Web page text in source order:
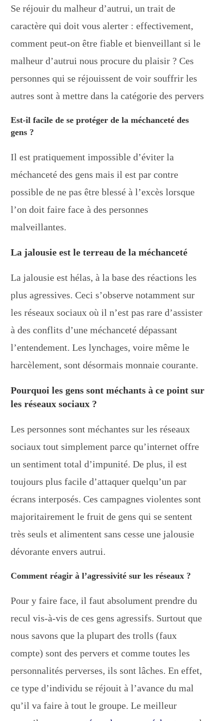
Se réjouir du malheur d’autrui, un trait de
caractère qui doit vous alerter : effectivement,
comment peut-on être fiable et bienveillant si le
malheur d’autrui nous procure du plaisir ? Ces
personnes qui se réjouissent de voir souffrir les
autres sont à mettre dans la catégorie des pervers
Est-il facile de se protéger de la méchanceté des
gens ?
Il est pratiquement impossible d’éviter la
méchanceté des gens mais il est par contre
possible de ne pas être blessé à l’excès lorsque
l’on doit faire face à des personnes
malveillantes.
La jalousie est le terreau de la méchanceté
La jalousie est hélas, à la base des réactions les
plus agressives. Ceci s’observe notamment sur
les réseaux sociaux où il n’est pas rare d’assister
à des conflits d’une méchanceté dépassant
l’entendement. Les lynchages, voire même le
harcèlement, sont désormais monnaie courante.
Pourquoi les gens sont méchants à ce point sur
les réseaux sociaux ?
Les personnes sont méchantes sur les réseaux
sociaux tout simplement parce qu’internet offre
un sentiment total d’impunité. De plus, il est
toujours plus facile d’attaquer quelqu’un par
écrans interposés. Ces campagnes violentes sont
majoritairement le fruit de gens qui se sentent
très seuls et alimentent sans cesse une jalousie
dévorante envers autrui.
Comment réagir à l’agressivité sur les réseaux ?
Pour y faire face, il faut absolument prendre du
recul vis-à-vis de ces gens agressifs. Surtout que
nous savons que la plupart des trolls (faux
compte) sont des pervers et comme toutes les
personnalités perverses, ils sont lâches. En effet,
ce type d’individu se réjouit à l’avance du mal
qu’il va faire à tout le groupe. Le meilleur